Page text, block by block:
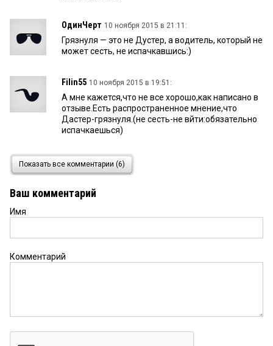
ОдинЧерт 10 ноября 2015 в 21:11:
Грязнуля — это не Дустер, а водитель, который не
может сесть, не испачкавшись:)
Filin55 10 ноября 2015 в 19:51:
А мне кажется,что не все хорошо,как написано в
отзыве.Есть распространенное мнение,что
Дастер-грязнуля.(не сесть-не вйти:обязательно
испачкаешься)
10 ноября 2015 в 16:55:
А мне задок не нравится. Не симпатишный задок,
сравнению с предыдущей версией
технической составляющей не знаю, надо
Омчанин 10 ноября 2015 в 14:16:
Сергей Николаевич 10 ноября 2015 в 13:19:
Уже полтора года езжу на Дастере — танк. И на
Показать все комментарии (6)
Ваш комментарий
Имя
Комментарий